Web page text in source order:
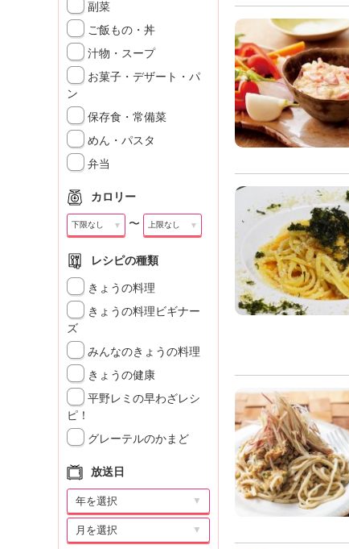
な
の
き
ょ
う
の
料
理
」
副菜
ご飯もの・丼
汁物・スープ
お菓子・デザート・パ
ン
保存食・常備菜
めん・パスタ
弁当
カロリー
▼ 〜 ▼
レシピの種類
きょうの料理
きょうの料理ビギナー
ズ
みんなのきょうの料理
きょうの健康
平野レミの早わざレシ
ピ！
グレーテルのかまど
放送日
▼
▼